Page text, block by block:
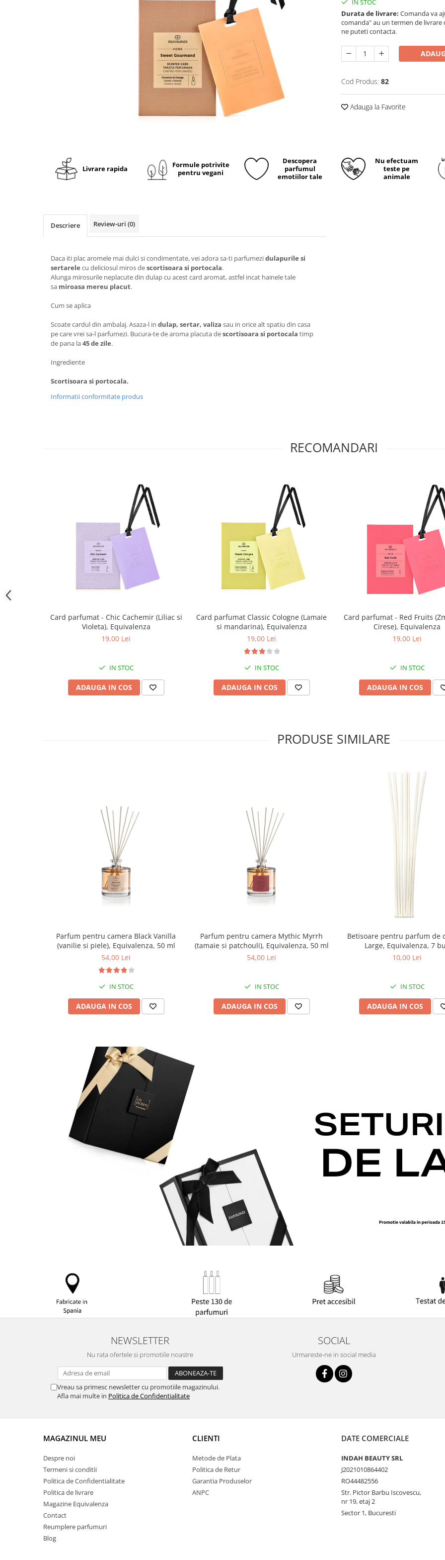
IN STOC
Durata de livrare: Comanda va
comanda" au un termen de livrare
ne puteti contacta.
Cod Produs: 82
Adauga la Favorite
Livrare rapida
Formule potrivite
pentru vegani
Descopera
parfumul
emotiilor tale
Nu efectuam
teste pe
animale
Descriere Review-uri (0)
Daca iti plac aromele mai dulci si condimentate, vei adora sa-ti parfumezidulapurile si
sertarele cu deliciosul miros descortisoara si portocala.
Alunga mirosurile neplacute din dulap cu acest card aromat, astfel incat hainele tale
sa miroasa mereu placut.
Cum se aplica
Scoate cardul din ambalaj. Asaza-l in dulap, sertar, valiza sau in orice alt spatiu din casa
pe care vrei sa-l parfumezi. Bucura-te de aroma placuta descortisoara si portocala timp
de pana la45 de zile.
Ingrediente
Scortisoara si portocala.
Informatii conformitate produs
RECOMANDARI
Card parfumat - Chic Cachemir (Liliac si
Violeta), Equivalenza
19,00 Lei
IN STOC
ADAUGA IN COS
Card parfumat Classic Cologne (Lamaie
si mandarina), Equivalenza
19,00 Lei
IN STOC
ADAUGA IN COS
Card parfumat - Red Fruits
Cirese), Equivalenza
19,00 Lei
IN STOC
ADAUGA IN COS
PRODUSE SIMILARE
Parfum pentru camera Black Vanilla
(vanilie si piele), Equivalenza, 50 ml
54,00 Lei
IN STOC
ADAUGA IN COS
Parfum pentru camera Mythic Myrrh
(tamaie si patchouli), Equivalenza, 50 ml
54,00 Lei
IN STOC
ADAUGA IN COS
Betisoare pentru parfum de
Large, Equivalenza, 7
10,00 Lei
IN STOC
ADAUGA IN COS
NEWSLETTER
Nu rata ofertele si promotiile noastre
Vreau sa primesc newsletter cu promotiile magazinului.
Afla mai multe in Politica de Confidentialitate
SOCIAL
Urmareste-ne in social media
MAGAZINUL MEU
Despre noi
Termeni si conditii
Politica de Confidentialitate
Politica de livrare
Magazine Equivalenza
Contact
Reumplere parfumuri
Blog
CLIENTI
Metode de Plata
Politica de Retur
Garantia Produselor
ANPC
DATE COMERCIALE
INDAH BEAUTY SRL
J2021010864402
RO44482556
Str. Pictor Barbu Iscovescu,
nr 19, etaj 2
Sector 1, Bucuresti